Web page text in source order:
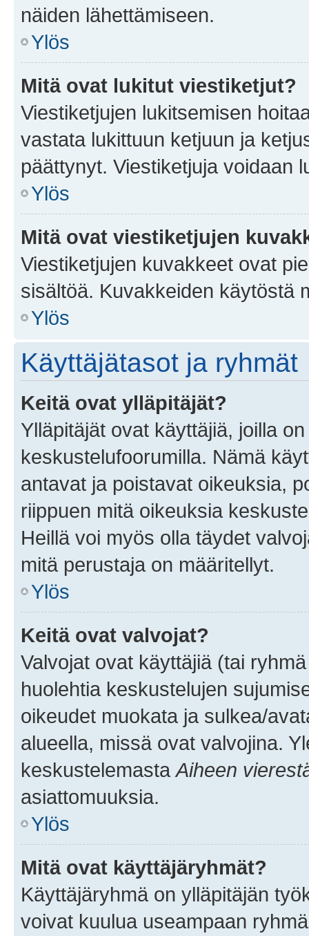
näiden lähettämiseen.
Ylös
Mitä ovat lukitut viestiketjut?
Viestiketjujen lukitsemisen
vastata lukittuun ketjuun ja
päättynyt. Viestiketjuja voidaan
Ylös
Mitä ovat viestiketjujen
Viestiketjujen kuvakkeet ovat
sisältöä. Kuvakkeiden käytöstä
Ylös
Käyttäjätasot ja ryhmät
Keitä ovat ylläpitäjät?
Ylläpitäjät ovat käyttäjiä, joilla
keskustelufoorumilla. Nämä
antavat ja poistavat oikeuksia,
riippuen mitä oikeuksia
Heillä voi myös olla täydet
mitä perustaja on määritellyt.
Ylös
Keitä ovat valvojat?
Valvojat ovat käyttäjiä (tai
huolehtia keskustelujen
oikeudet muokata ja sulkea/
alueella, missä ovat valvojina.
keskustelemasta Aiheen
asiattomuuksia.
Ylös
Mitä ovat käyttäjäryhmät?
Käyttäjäryhmä on ylläpitäjän
voivat kuulua useampaan